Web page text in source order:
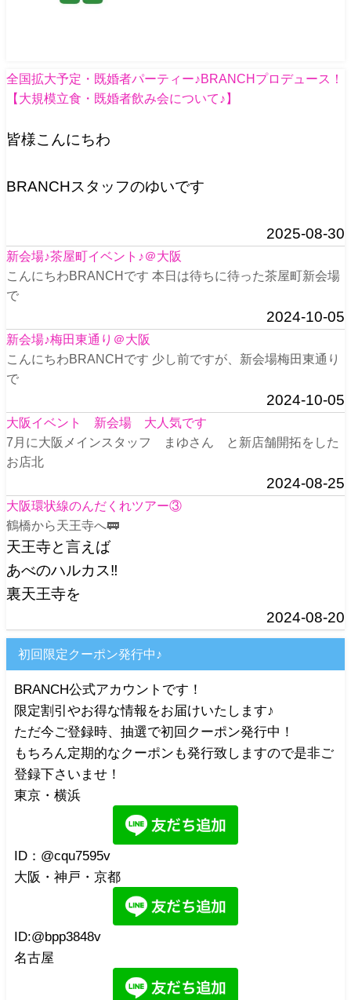
全国拡大予定・既婚者パーティー♪BRANCHプロデュース！
【大規模立食・既婚者飲み会について♪】
皆様こんにちわ
BRANCHスタッフのゆいです
2025-08-30
新会場♪茶屋町イベント♪＠大阪
こんにちわBRANCHです 本日は待ちに待った茶屋町新会場
で
2024-10-05
新会場♪梅田東通り＠大阪
こんにちわBRANCHです 少し前ですが、新会場梅田東通り
で
2024-10-05
大阪イベント 新会場 大人気です
7月に大阪メインスタッフ まゆさん と新店舗開拓をした
お店北
2024-08-25
大阪環状線のんだくれツアー③
鶴橋から天王寺へ🚃
天王寺と言えば
あべのハルカス‼️
裏天王寺を
2024-08-20
初回限定クーポン発行中♪
BRANCH公式アカウントです！
限定割引やお得な情報をお届けいたします♪
ただ今ご登録時、抽選で初回クーポン発行中！
もちろん定期的なクーポンも発行致しますので是非ご
登録下さいませ！
東京・横浜
ID：@cqu7595v
大阪・神戸・京都
ID:@bpp3848v
名古屋